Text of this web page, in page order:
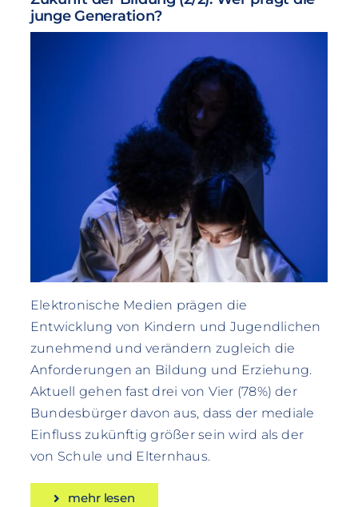
junge Generation?
Elektronische Medien prägen die
Entwicklung von Kindern und Jugendlichen
zunehmend und verändern zugleich die
Anforderungen an Bildung und Erziehung.
Aktuell gehen fast drei von Vier (78%) der
Bundesbürger davon aus, dass der mediale
Einfluss zukünftig größer sein wird als der
von Schule und Elternhaus.
mehr lesen